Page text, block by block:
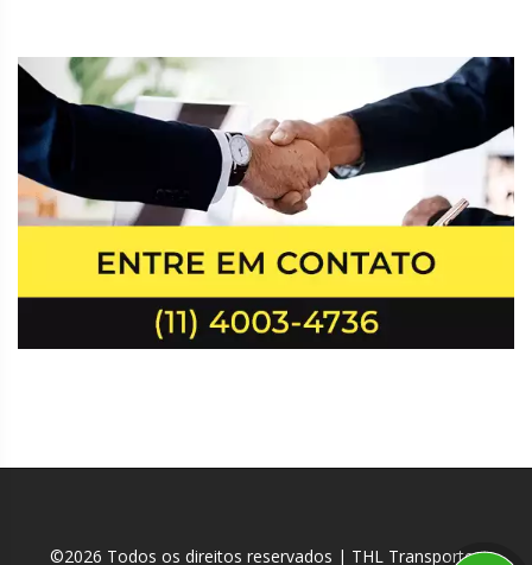
©2026 Todos os direitos reservados | THL Transportes